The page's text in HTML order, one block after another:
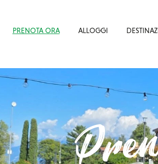
PRENOTA ORA ALLOGGI